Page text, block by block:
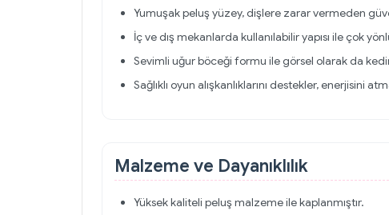
Yumuşak peluş yüzey, dişlere zarar vermeden
İç ve dış mekanlarda kullanılabilir yapısı ile çok
Sevimli uğur böceği formu ile görsel olarak da
Sağlıklı oyun alışkanlıklarını destekler, enerjisini
Malzeme ve Dayanıklılık
Yüksek kaliteli peluş malzeme ile kaplanmıştır.